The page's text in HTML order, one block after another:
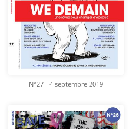
N°27 - 4 septembre 2019